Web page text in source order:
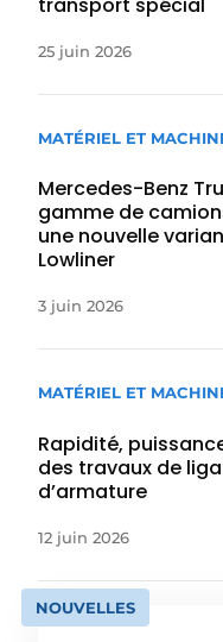
25 juin 2026
MATÉRIEL ET
Mercedes-Benz
gamme de
une nouvelle
Lowliner
3 juin 2026
MATÉRIEL ET
Rapidité,
des travaux de
d’armature
12 juin 2026
NOUVELLES